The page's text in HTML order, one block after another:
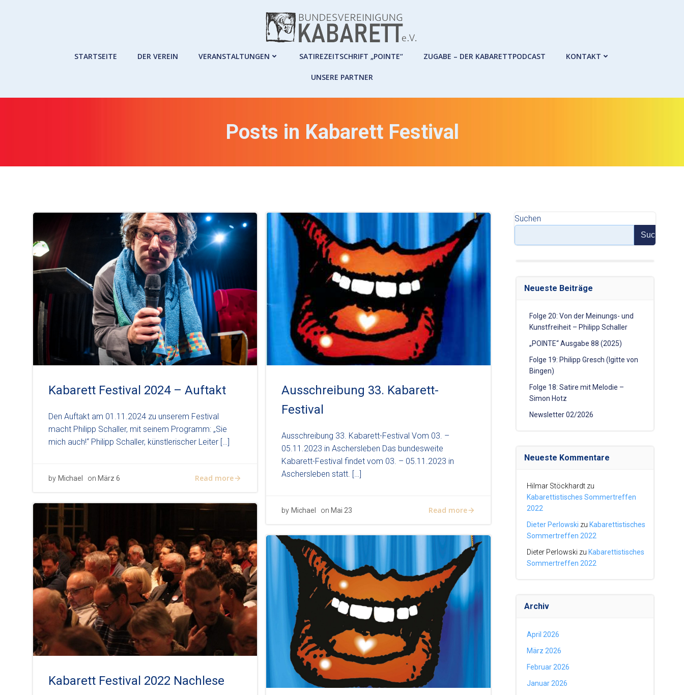
STARTSEITE DER VEREIN VERANSTALTUNGEN SATIREZEITSCHRIFT „POINTE“ ZUGABE – DER KABARETTPODCAST KONTAKT
UNSERE PARTNER
Posts in Kabarett Festival
Kabarett Festival 2024 – Auftakt
Den Auftakt am 01.11.2024 zu unserem Festival
macht Philipp Schaller, mit seinem Programm: „Sie
mich auch!“ Philipp Schaller, künstlerischer Leiter […]
by Michael on März 6 Read more
Ausschreibung 33. Kabarett-
Festival
Ausschreibung 33. Kabarett-Festival Vom 03. –
05.11.2023 in Aschersleben Das bundesweite
Kabarett-Festival findet vom 03. – 05.11.2023 in
Aschersleben statt. […]
by Michael on Mai 23 Read more
Kabarett Festival 2022 Nachlese
Suchen
Suchen
Neueste Beiträge
Folge 20: Von der Meinungs- und
Kunstfreiheit – Philipp Schaller
„POINTE“ Ausgabe 88 (2025)
Folge 19: Philipp Gresch (Igitte von
Bingen)
Folge 18: Satire mit Melodie –
Simon Hotz
Newsletter 02/2026
Neueste Kommentare
Hilmar Stöckhardtzu
Kabarettistisches Sommertreffen
2022
Dieter Perlowski zu Kabarettistisches
Sommertreffen 2022
Dieter Perlowski zu Kabarettistisches
Sommertreffen 2022
Archiv
April 2026
März 2026
Februar 2026
Januar 2026